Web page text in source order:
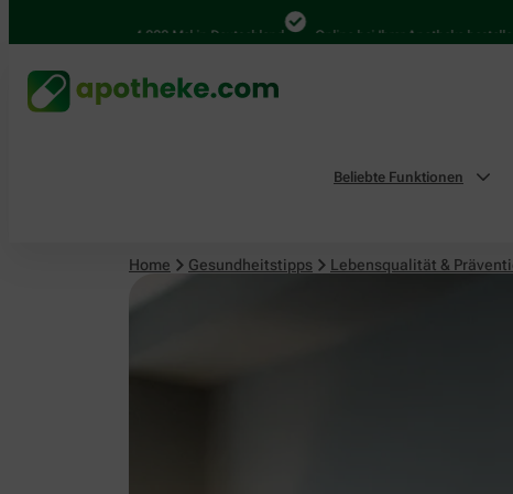
4.000 Mal in Deutschland Online bei Ihrer Apotheke bestellen
Beliebte Funktionen
Home Gesundheitstipps Lebensqualität &
Lebensqualität & Prävention